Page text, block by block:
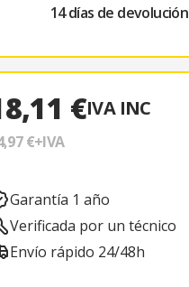
14 días de devolución
€IVA INC
€+IVA
Garantía 1 año
Verificada por un técnico
Envío rápido 24/48h